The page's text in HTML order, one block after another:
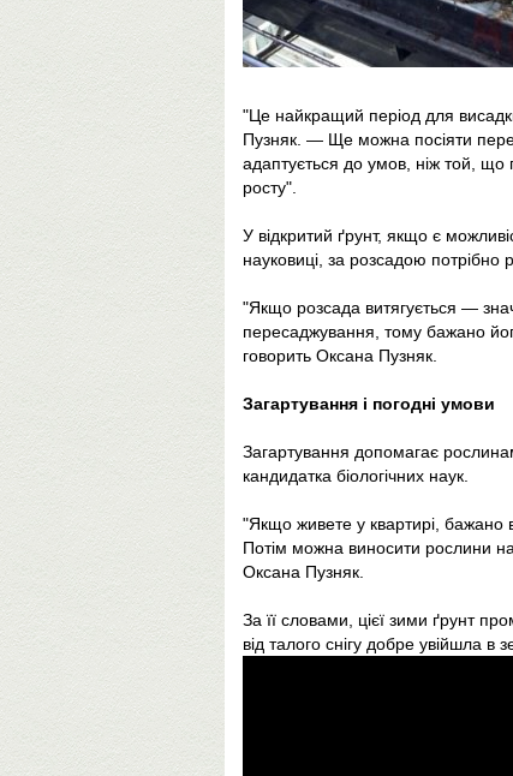
"Це найкращий період для
Пузняк. — Ще можна посіяти
адаптується до умов, ніж той, що
росту".
У відкритий ґрунт, якщо є
науковиці, за розсадою потрібно
"Якщо розсада витягується —
пересаджування, тому бажано
говорить Оксана Пузняк.
Загартування і погодні умови
Загартування допомагає
кандидатка біологічних наук.
"Якщо живете у квартирі, бажано
Потім можна виносити рослини
Оксана Пузняк.
За її словами, цієї зими ґрунт
від талого снігу добре увійшла в